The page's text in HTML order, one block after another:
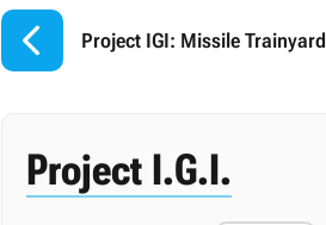
 Project IGI: Missile Trainyard
Project I.G.I.